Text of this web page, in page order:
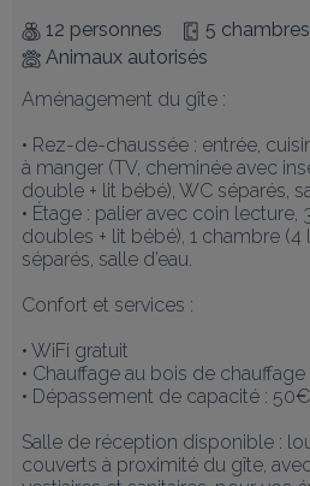
12 personnes 5 chambres
Animaux autorisés
Aménagement du gîte :
• Rez-de-chaussée : entrée,
à manger (TV, cheminée avec
double + lit bébé), WC séparés,
• Étage : palier avec coin lecture,
doubles + lit bébé), 1 chambre (4
séparés, salle d’eau.
Confort et services :
• WiFi gratuit
• Chauffage au bois de
• Dépassement de capacité :
Salle de réception disponible :
couverts à proximité du gîte,